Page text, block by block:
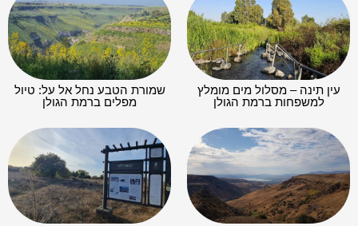
עין תינה – מסלול מים מומלץ
למשפחות ברמת הגולן
שמורת הטבע נחל אל על: טיול
מפלים ברמת הגולן